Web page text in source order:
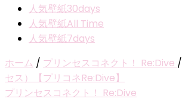
人気壁紙30days
人気壁紙All Time
人気壁紙7days
ホーム / プリンセスコネクト！ Re:Dive /
セス）【プリコネRe:Dive】
プリンセスコネクト！ Re:Dive